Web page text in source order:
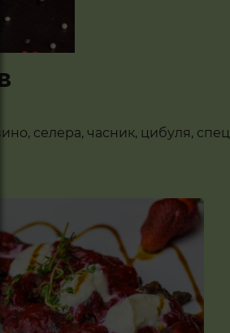
селера, часник, цибуля,